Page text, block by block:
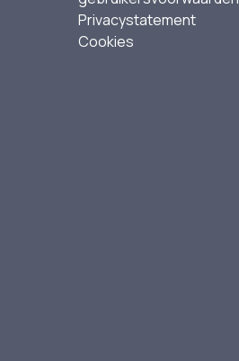
Privacystatement
Cookies